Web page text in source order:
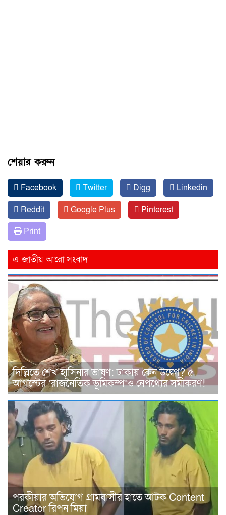
শেয়ার করুন
Facebook Twitter Digg
Linkedin
Reddit
Google Plus
Pinterest
Print
এ জাতীয় আরো সংবাদ
দিল্লিতে শেখ হাসিনার ভাষণ: ঢাকায় কেন উদ্বেগ? ৫
আগস্টের ‘রাজনৈতিক ভূমিকম্প’ও নেপথ্যের সমীকরণ!
পরকীয়ার অভিযোগ গ্রামবাসীর হাতে আটক Content
Creator রিপন মিয়া